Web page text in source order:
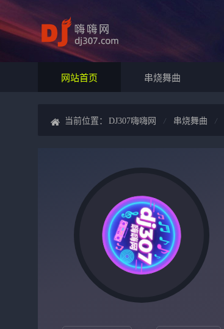
网站首页 串烧舞曲
当前位置： DJ307嗨嗨网 串烧舞曲